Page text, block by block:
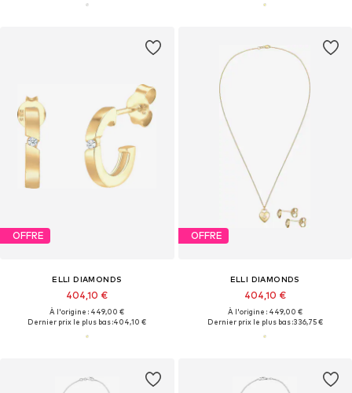
OFFRE
ELLI DIAMONDS
404,10 €
À l'origine : 449,00 €
Dernier prix le plus bas :404,10 €
OFFRE
ELLI DIAMONDS
404,10 €
À l'origine : 449,00 €
Dernier prix le plus bas :336,75 €